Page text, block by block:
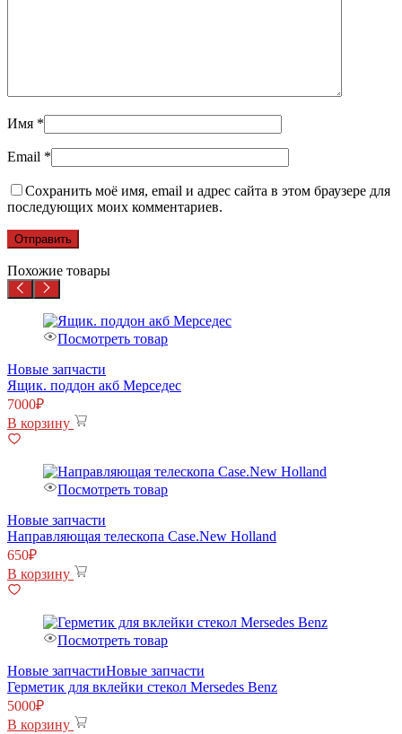
Имя *
Email *
Сохранить моё имя, email и адрес сайта в этом браузере для
последующих моих комментариев.
Похожие товары
Посмотреть товар
Новые запчасти
Ящик. поддон акб Мерседес
7000₽
В корзину
Посмотреть товар
Новые запчасти
Направляющая телескопа Case.New Holland
650₽
В корзину
Посмотреть товар
Новые запчастиНовые запчасти
Герметик для вклейки стекол Mersedes Benz
5000₽
В корзину